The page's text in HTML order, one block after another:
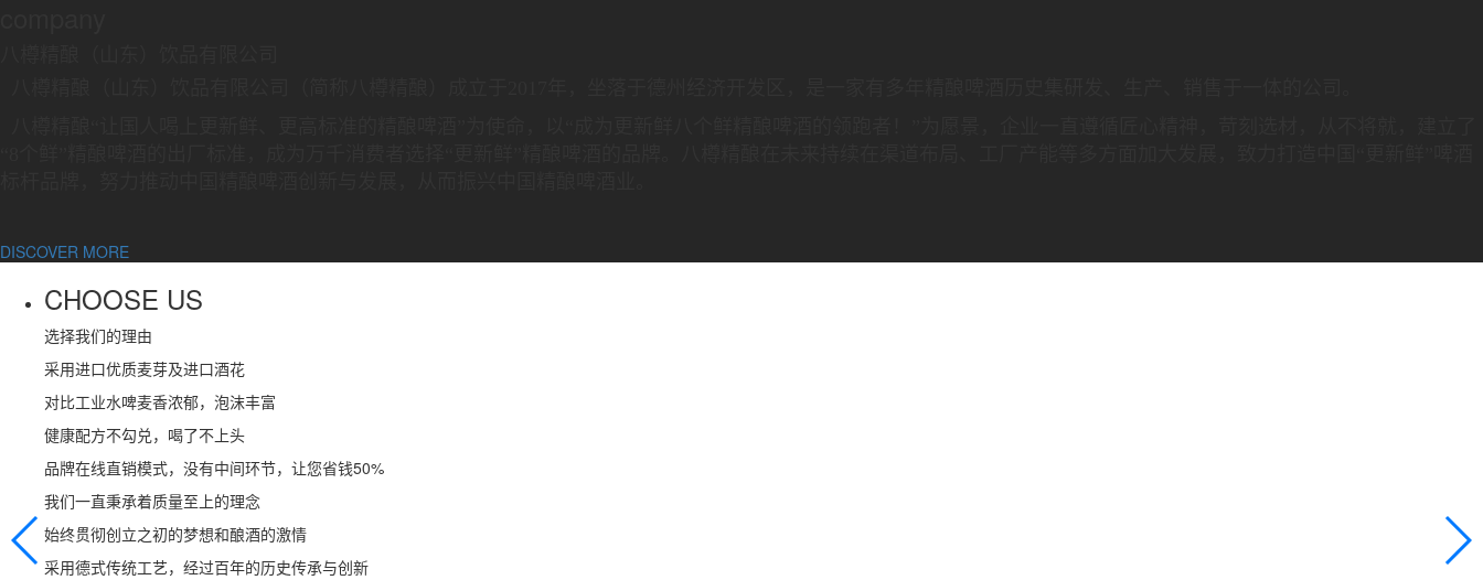
DISCOVER MORE
CHOOSE US
选择我们的理由
采用进口优质麦芽及进口酒花
对比工业水啤麦香浓郁，泡沫丰富
健康配方不勾兑，喝了不上头
品牌在线直销模式，没有中间环节，让您省钱50%
我们一直秉承着质量至上的理念
始终贯彻创立之初的梦想和酿酒的激情
采用德式传统工艺，经过百年的历史传承与创新